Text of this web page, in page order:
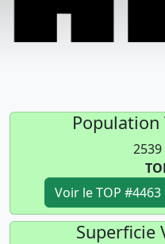
Population
Voir le TOP #4463
Superficie